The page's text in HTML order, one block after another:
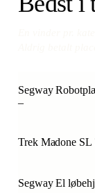
Segway
–
Trek Madone SL
Segway El